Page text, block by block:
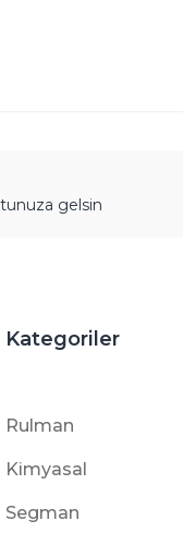
gelsin
Kategoriler
Rulman
Kimyasal
Segman